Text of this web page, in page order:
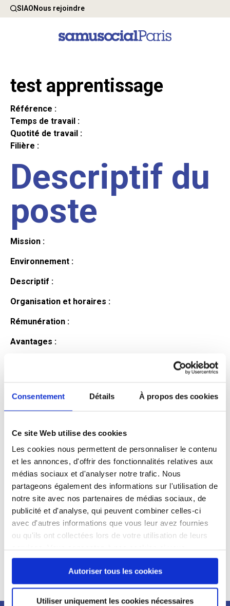
Consentement Détails À propos des cookies
Ce site Web utilise des cookies
Les cookies nous permettent de personnaliser le contenu
et les annonces, d'offrir des fonctionnalités relatives aux
médias sociaux et d'analyser notre trafic. Nous
partageons également des informations sur l'utilisation de
notre site avec nos partenaires de médias sociaux, de
publicité et d'analyse, qui peuvent combiner celles-ci
avec d'autres informations que vous leur avez fournies
ou qu'ils ont collectées lors de votre utilisation de leurs
continuez à utiliser notre site Web.
Autoriser tous les cookies
Utiliser uniquement les cookies nécessaires
SIAONous rejoindre
test apprentissage
Référence :
Temps de travail :
Quotité de travail :
Filière :
Descriptif du
poste
Mission :
Environnement :
Descriptif :
Organisation et horaires :
Rémunération :
Avantages :
candidat
Qualifications et diplômes :
Profil recherché :
Expérience :
Processus
de
recrutement